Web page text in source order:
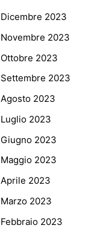
Dicembre 2023
Novembre 2023
Ottobre 2023
Settembre 2023
Agosto 2023
Luglio 2023
Giugno 2023
Maggio 2023
Aprile 2023
Marzo 2023
Febbraio 2023